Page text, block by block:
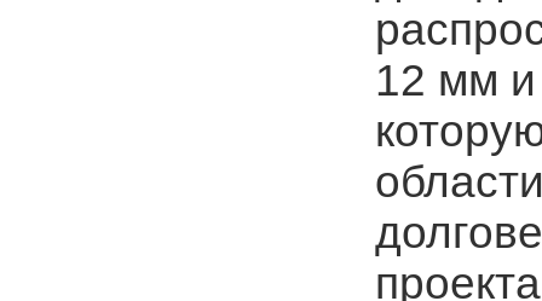
12 мм